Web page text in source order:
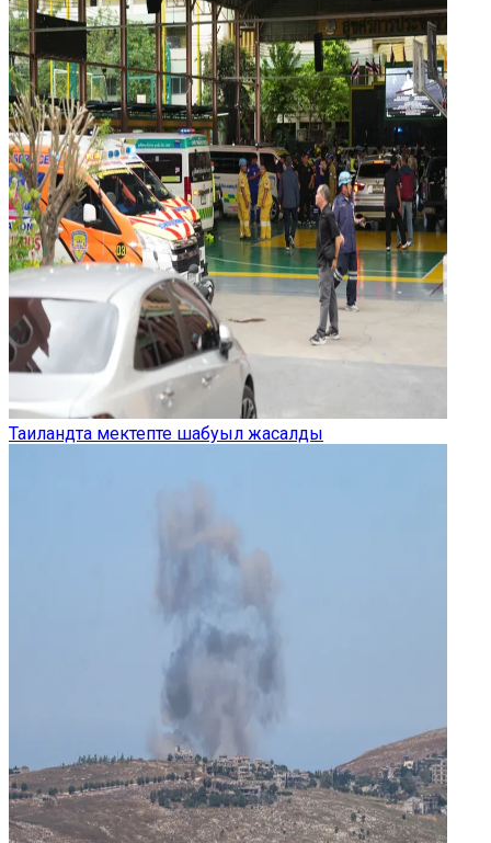
Таиландта мектепте шабуыл жасалды